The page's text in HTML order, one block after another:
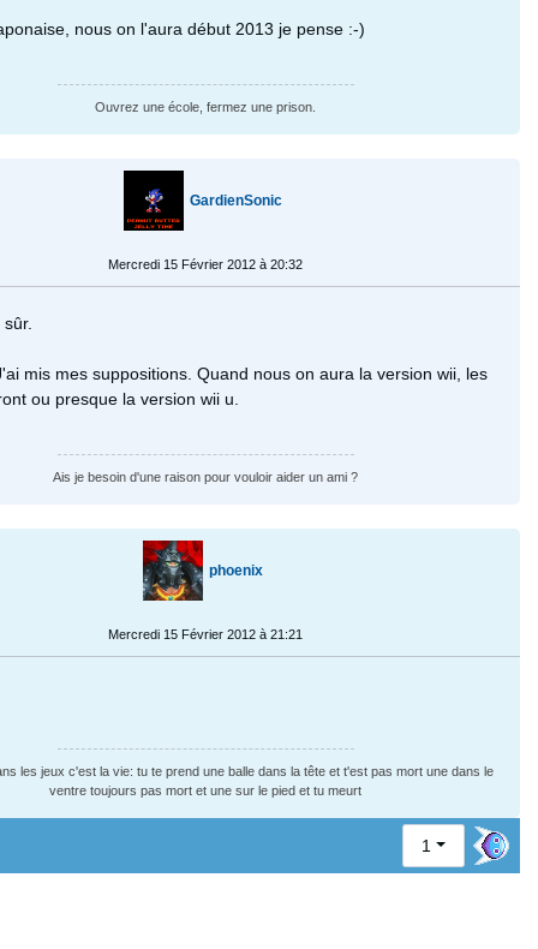
nous on l'aura début 2013 je pense :-)
Ouvrez une école, fermez une prison.
GardienSonic
Mercredi 15 Février 2012 à 20:32
mis mes suppositions. Quand nous on aura la version wii, les
ou presque la version wii u.
Ais je besoin d'une raison pour vouloir aider un ami ?
phoenix
Mercredi 15 Février 2012 à 21:21
les jeux c'est la vie: tu te prend une balle dans la tête et t'est pas mort une dans le
ventre toujours pas mort et une sur le pied et tu meurt
1